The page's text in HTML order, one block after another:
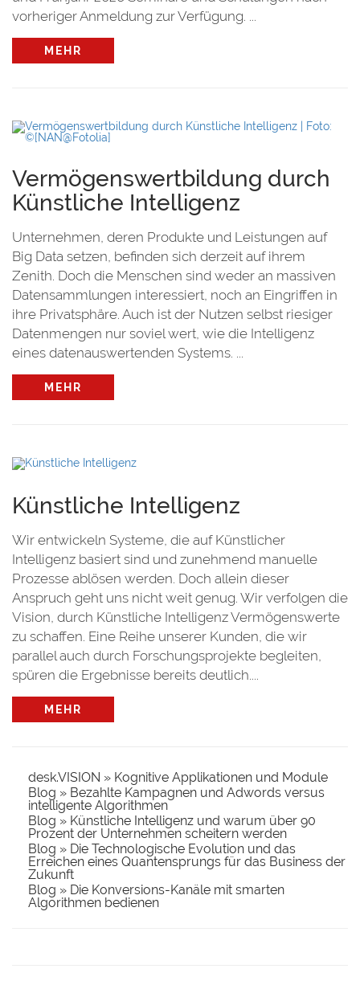
vorheriger Anmeldung zur Verfügung. ...
MEHR
Vermögenswertbildung durch
Künstliche Intelligenz
Unternehmen, deren Produkte und Leistungen auf
Big Data setzen, befinden sich derzeit auf ihrem
Zenith. Doch die Menschen sind weder an massiven
Datensammlungen interessiert, noch an Eingriffen in
ihre Privatsphäre. Auch ist der Nutzen selbst riesiger
Datenmengen nur soviel wert, wie die Intelligenz
eines datenauswertenden Systems. ...
MEHR
Künstliche Intelligenz
Wir entwickeln Systeme, die auf Künstlicher
Intelligenz basiert sind und zunehmend manuelle
Prozesse ablösen werden. Doch allein dieser
Anspruch geht uns nicht weit genug. Wir verfolgen die
Vision, durch Künstliche Intelligenz Vermögenswerte
zu schaffen. Eine Reihe unserer Kunden, die wir
parallel auch durch Forschungsprojekte begleiten,
spüren die Ergebnisse bereits deutlich....
MEHR
desk.VISION » Kognitive Applikationen und Module
Blog » Bezahlte Kampagnen und Adwords versus
intelligente Algorithmen
Blog » Künstliche Intelligenz und warum über 90
Prozent der Unternehmen scheitern werden
Blog » Die Technologische Evolution und das
Erreichen eines Quantensprungs für das Business der
Zukunft
Blog » Die Konversions-Kanäle mit smarten
Algorithmen bedienen